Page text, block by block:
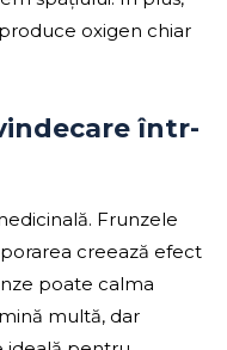
oxigen chiar
într-
Frunzele
creează efect
poate calma
multă, dar